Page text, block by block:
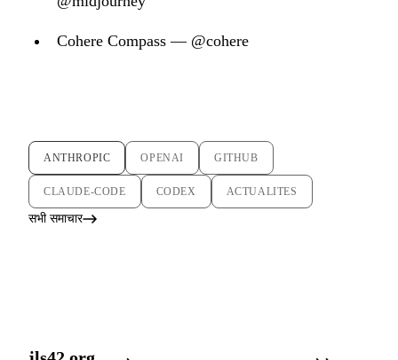
Cohere Compass — @cohere
ANTHROPIC OPENAI GITHUB
CLAUDE-CODE CODEX ACTUALITES
सभी समाचार